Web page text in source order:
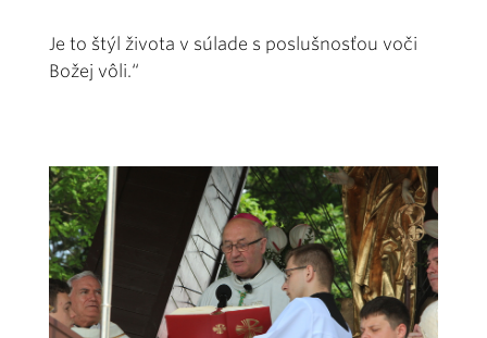
Je to štýl života v súlade s poslušnosťou voči
Božej vôli.“